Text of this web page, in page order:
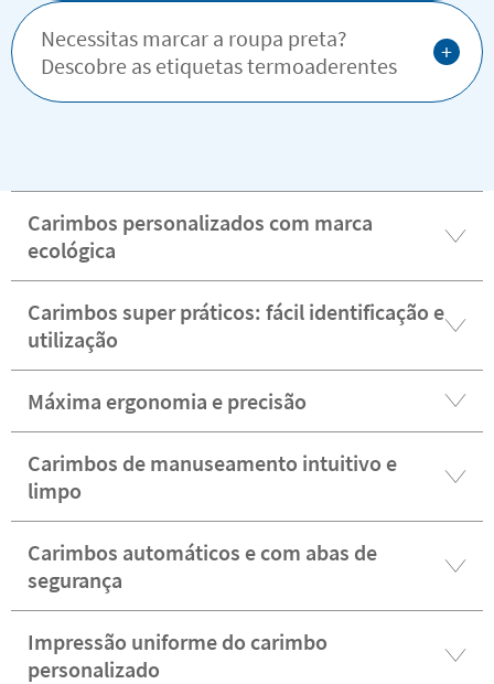
Necessitas marcar a roupa preta?
Descobre as etiquetas termoaderentes
+
Carimbos personalizados com marca
ecológica
Carimbos super práticos: fácil identificação e
utilização
Máxima ergonomia e precisão
Carimbos de manuseamento intuitivo e
limpo
Carimbos automáticos e com abas de
segurança
Impressão uniforme do carimbo
personalizado